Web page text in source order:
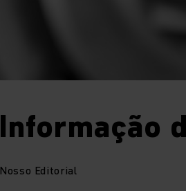
Informação
Nosso Editorial